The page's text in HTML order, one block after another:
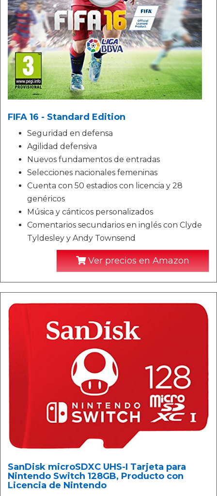
FIFA 16 - Standard Edition
Seguridad en defensa
Agilidad defensiva
Nuevos fundamentos de entradas
Selecciones nacionales femeninas
Cuenta con 50 estadios con licencia y 28
genéricos
Música y cánticos personalizados
Comentarios secundarios en inglés con Clyde
Tyldesley y Andy Townsend
Ver precios en Amazon
SanDisk microSDXC UHS-I Tarjeta para
Nintendo Switch 128GB, Producto con
Licencia de Nintendo